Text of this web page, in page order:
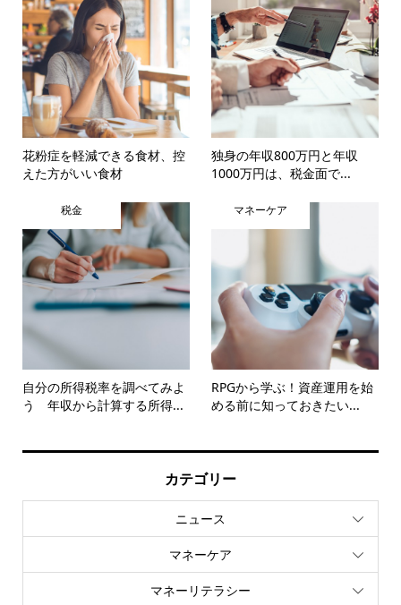
花粉症を軽減できる食材、控
えた方がいい食材
独身の年収800万円と年収
1000万円は、税金面で...
税金
自分の所得税率を調べてみよ
う 年収から計算する所得...
マネーケア
RPGから学ぶ！資産運用を始
める前に知っておきたい...
カテゴリー
ニュース
マネーケア
マネーリテラシー